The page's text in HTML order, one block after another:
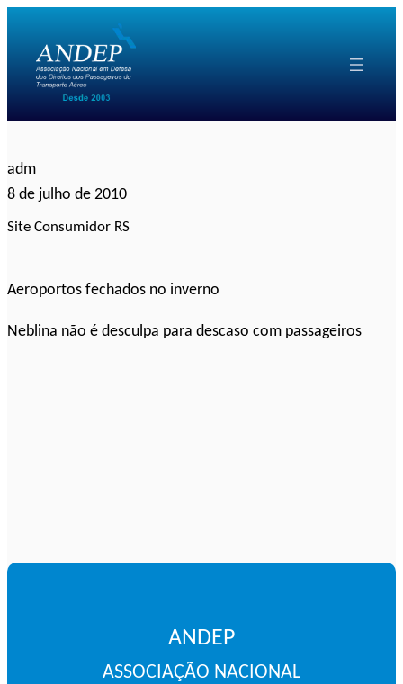
conteúdo
adm
8 de julho de 2010
Site Consumidor RS
Aeroportos fechados no inverno
Neblina não é desculpa para descaso com passageiros
ANDEP
ASSOCIAÇÃO NACIONAL